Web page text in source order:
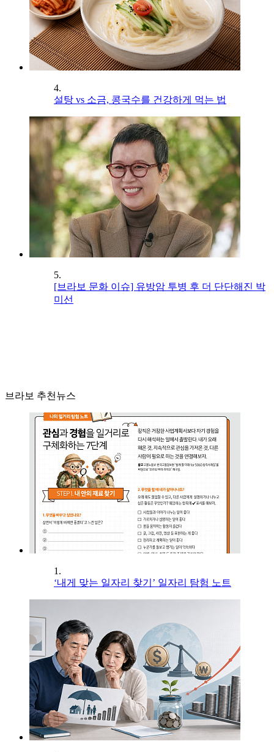
4.
설탕 vs 소금, 콩국수를 건강하게 먹는 법
5.
[브라보 문화 이슈] 유방암 투병 후 더 단단해진 박
미선
브라보 추천뉴스
1.
‘내게 맞는 일자리 찾기’ 일자리 탐험 노트